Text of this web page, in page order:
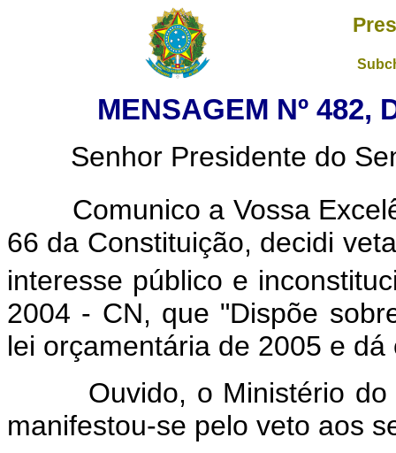
MENSAGEM Nº 482,
Senhor Presidente do
Comunico a Vossa
66 da Constituição, decidi
interesse público e
2004 - CN, que "Dispõe
lei orçamentária de 2005 e
Ouvido, o Ministério do
manifestou-se pelo veto aos